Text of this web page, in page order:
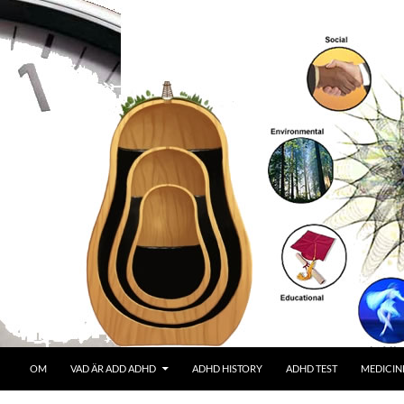
OM VAD ÄR ADD ADHD ADHD HISTORY ADHD TEST